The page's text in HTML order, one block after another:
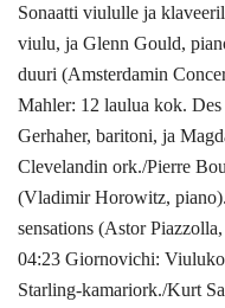
Sonaatti viululle ja
viulu, ja Glenn Gould,
duuri (Amsterdamin
Mahler: 12 laulua kok.
Gerhaher, baritoni, ja
Clevelandin ork./Pierre
(Vladimir Horowitz,
sensations (Astor
04:23 Giornovichi:
Starling-kamariork./Kurt